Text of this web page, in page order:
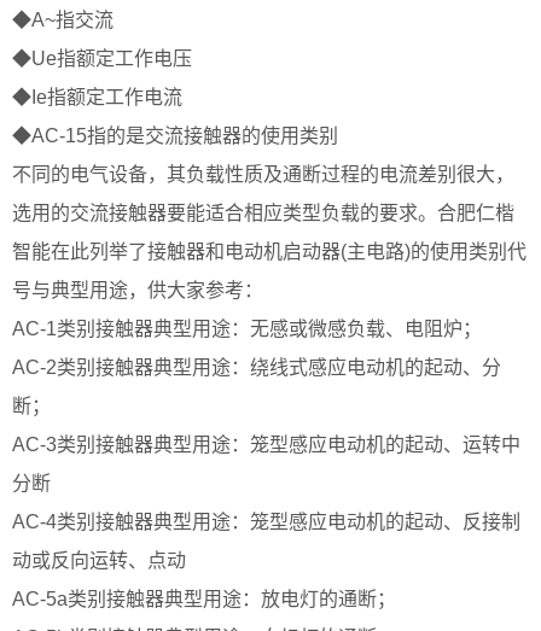
◆A~指交流
◆Ue指额定工作电压
◆Ie指额定工作电流
◆AC-15指的是交流接触器的使用类别
不同的电气设备，其负载性质及通断过程的电流差别很大，
选用的交流接触器要能适合相应类型负载的要求。合肥仁楷
智能在此列举了接触器和电动机启动器(主电路)的使用类别代
号与典型用途，供大家参考：
AC-1类别接触器典型用途：无感或微感负载、电阻炉；
AC-2类别接触器典型用途：绕线式感应电动机的起动、分
断；
AC-3类别接触器典型用途：笼型感应电动机的起动、运转中
分断
AC-4类别接触器典型用途：笼型感应电动机的起动、反接制
动或反向运转、点动
AC-5a类别接触器典型用途：放电灯的通断；